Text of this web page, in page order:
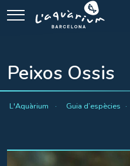
Peixos Ossis
L'Aquàrium Guia d’espècies